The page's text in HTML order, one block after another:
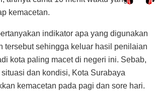
kemacetan.
indikator apa yang digunakan
tersebut sehingga keluar hasil penilaian
kota paling macet di negeri ini. Sebab,
dan kondisi, Kota Surabaya
kemacetan pada pagi dan sore hari.